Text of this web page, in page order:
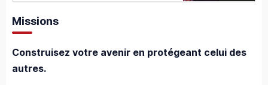
Missions
Construisez votre avenir en protégeant celui des
autres.